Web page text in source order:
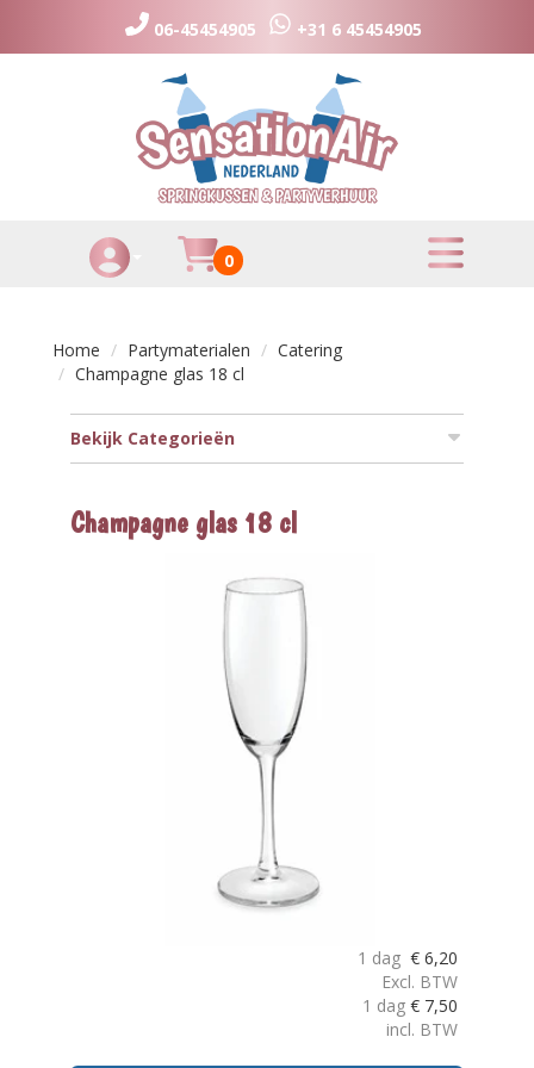
06-45454905 +31 6 45454905
Toggle Account dropdown
Huurmandje
0
toggle menu
Home Partymaterialen
Catering
Champagne glas 18 cl
Bekijk Categorieën
Champagne glas 18 cl
1 dag € 6,20
Excl. BTW
1 dag € 7,50
incl. BTW